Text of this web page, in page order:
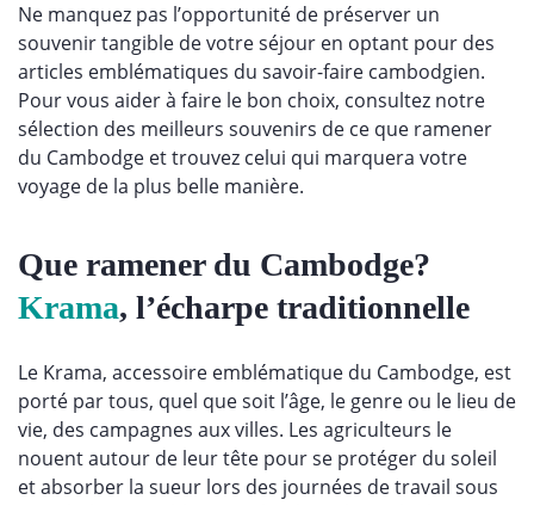
Ne manquez pas l’opportunité de préserver un
souvenir tangible de votre séjour en optant pour des
articles emblématiques du savoir-faire cambodgien.
Pour vous aider à faire le bon choix, consultez notre
sélection des meilleurs souvenirs de ce que ramener
du Cambodge et trouvez celui qui marquera votre
voyage de la plus belle manière.
Que ramener du Cambodge?
Krama, l’écharpe traditionnelle
Le Krama, accessoire emblématique du Cambodge, est
porté par tous, quel que soit l’âge, le genre ou le lieu de
vie, des campagnes aux villes. Les agriculteurs le
nouent autour de leur tête pour se protéger du soleil
et absorber la sueur lors des journées de travail sous